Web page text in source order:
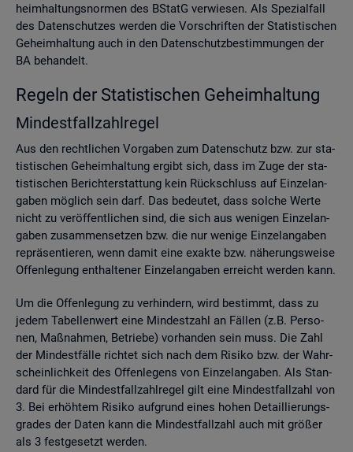
heim­hal­tungs­nor­men des BStatG ver­wie­sen. Als Spe­zi­al­fall
des Da­ten­schut­zes wer­den die Vor­schrif­ten der Sta­tis­ti­schen
Ge­heim­hal­tung auch in den Da­ten­schutz­be­stim­mun­gen der
BA be­han­delt.
Re­geln der Sta­tis­ti­schen Ge­heim­hal­tung
Min­dest­fall­zahl­re­gel
Aus den recht­li­chen Vor­ga­ben zum Da­ten­schutz bzw. zur sta­
tis­ti­schen Ge­heim­hal­tung er­gibt sich, dass im Zuge der sta­
tis­ti­schen Be­richt­erstat­tung kein Rück­schluss auf Ein­zel­an­
ga­ben mög­lich sein darf. Das be­deu­tet, dass sol­che Werte
nicht zu ver­öf­fent­li­chen sind, die sich aus we­ni­gen Ein­zel­an­
ga­ben zu­sam­men­set­zen bzw. die nur we­ni­ge Ein­zel­an­ga­ben
re­prä­sen­tie­ren, wenn damit eine ex­ak­te bzw. nä­he­rungs­wei­se
Of­fen­le­gung ent­hal­te­ner Ein­zel­an­ga­ben er­reicht wer­den kann.
Um die Of­fen­le­gung zu ver­hin­dern, wird be­stimmt, dass zu
jedem Ta­bel­len­wert eine Min­dest­zahl an Fäl­len (z.B. Per­so­
nen, Maß­nah­men, Be­trie­be) vor­han­den sein muss. Die Zahl
der Min­dest­fäl­le rich­tet sich nach dem Ri­si­ko bzw. der Wahr­
schein­lich­keit des Of­fen­le­gens von Ein­zel­an­ga­ben. Als Stan­
dard für die Min­dest­fall­zahl­re­gel gilt eine Min­dest­fall­zahl von
3. Bei er­höh­tem Ri­si­ko auf­grund eines hohen De­tail­lie­rungs­
gra­des der Daten kann die Min­dest­fall­zahl auch mit grö­ßer
als 3 fest­ge­setzt wer­den.